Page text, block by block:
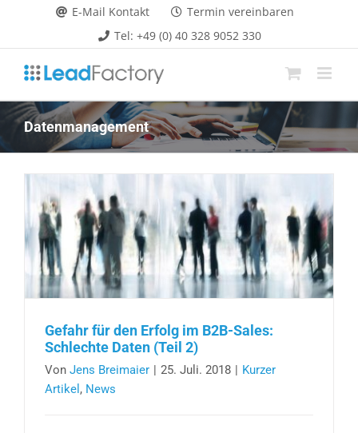
springen
E-Mail Kontakt
Termin vereinbaren
Tel: +49 (0) 40 328 9052 330
Datenmanagement
Gefahr für den Erfolg im B2B-Sales:
Schlechte Daten (Teil 2)
Von Jens Breimaier 25. Juli. 2018
Kurzer
Artikel , News